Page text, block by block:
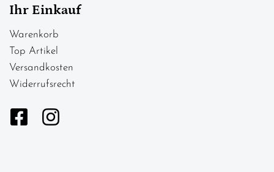
Ihr Einkauf
Warenkorb
Top Artikel
Versandkosten
Widerrufsrecht